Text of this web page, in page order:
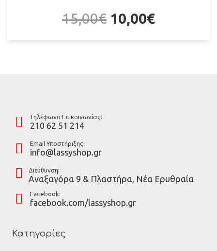
15,00€ 10,00€
Tηλέφωνο Επικοινωνίας:
210 62 51 214
Email Υποστήριξης:
info@lassyshop.gr
Διεύθυνση:
Αναξαγόρα 9 & Πλαστήρα, Νέα Ερυθραία
Facebook:
facebook.com/lassyshop.gr
Κατηγορίες